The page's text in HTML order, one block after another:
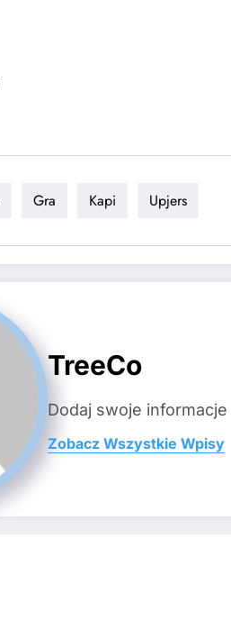
Gra Kapi Upjers
TreeCo
Dodaj swoje
Zobacz Wszystkie Wpisy